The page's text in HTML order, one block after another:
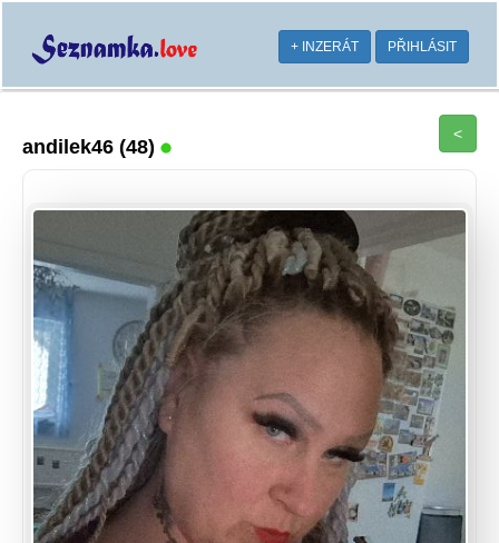
+ INZERÁT PŘIHLÁSIT
andilek46 (48)
<